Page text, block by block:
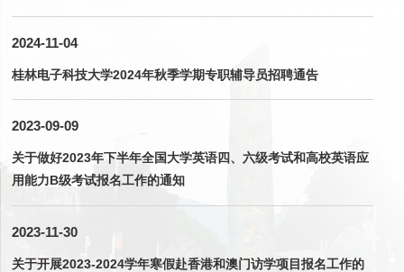
2024-11-04
桂林电子科技大学2024年秋季学期专职辅导员招聘通告
2023-09-09
关于做好2023年下半年全国大学英语四、六级考试和高校英语应
用能力B级考试报名工作的通知
2023-11-30
关于开展2023-2024学年寒假赴香港和澳门访学项目报名工作的